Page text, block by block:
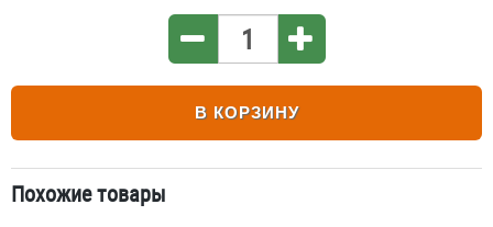
В КОРЗИНУ
Похожие товары